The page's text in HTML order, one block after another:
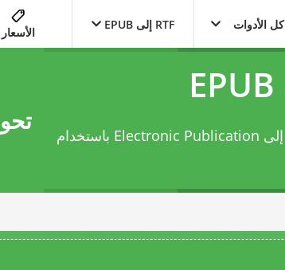
كل الأدوات RTF إلى EPUB
الأسعار